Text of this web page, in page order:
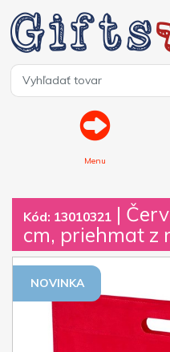
Menu
Kód: 13010321 |
cm, priehmat z
NOVINKA